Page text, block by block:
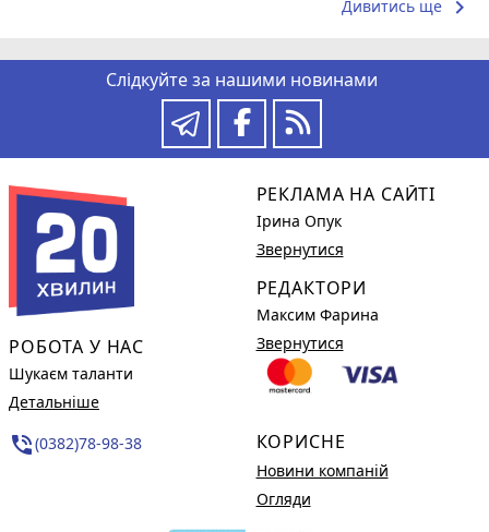
Дивитись ще keyboard_arrow_right
Слідкуйте за нашими новинами
РОБОТА У НАС
Шукаєм таланти
Детальніше
phone_in_talk(0382)78-98-38
РЕКЛАМА НА САЙТІ
Ірина Опук
Звернутися
РЕДАКТОРИ
Максим Фарина
Звернутися
КОРИСНЕ
Новини компаній
Огляди